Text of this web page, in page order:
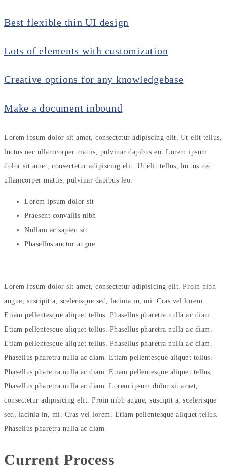
Best flexible thin UI design
Lots of elements with customization
Creative options for any knowledgebase
Make a document inbound
Lorem ipsum dolor sit amet, consectetur adipiscing elit. Ut elit tellus,
luctus nec ullamcorper mattis, pulvinar dapibus eo. Lorem ipsum
dolor sit amet, consectetur adipiscing elit. Ut elit tellus, luctus nec
ullamcorper mattis, pulvinar dapibus leo.
Lorem ipsum dolor sit
Praesent convallis nibh
Nullam ac sapien sit
Phasellus auctor augue
Lorem ipsum dolor sit amet, consectetur adipisicing elit. Proin nibh
augue, suscipit a, scelerisque sed, lacinia in, mi. Cras vel lorem.
Etiam pellentesque aliquet tellus. Phasellus pharetra nulla ac diam.
Etiam pellentesque aliquet tellus. Phasellus pharetra nulla ac diam.
Etiam pellentesque aliquet tellus. Phasellus pharetra nulla ac diam.
Phasellus pharetra nulla ac diam. Etiam pellentesque aliquet tellus.
Phasellus pharetra nulla ac diam. Etiam pellentesque aliquet tellus.
Phasellus pharetra nulla ac diam. Lorem ipsum dolor sit amet,
consectetur adipisicing elit. Proin nibh augue, suscipit a, scelerisque
sed, lacinia in, mi. Cras vel lorem. Etiam pellentesque aliquet tellus.
Phasellus pharetra nulla ac diam.
Current Process